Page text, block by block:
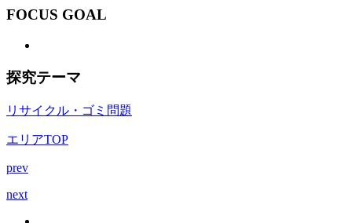
FOCUS GOAL
探究テーマ
リサイクル・ゴミ問題
エリアTOP
prev
next